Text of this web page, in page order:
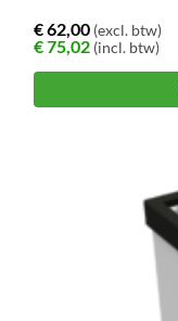
€62,00 (excl. btw)
€75,02 (incl. btw)